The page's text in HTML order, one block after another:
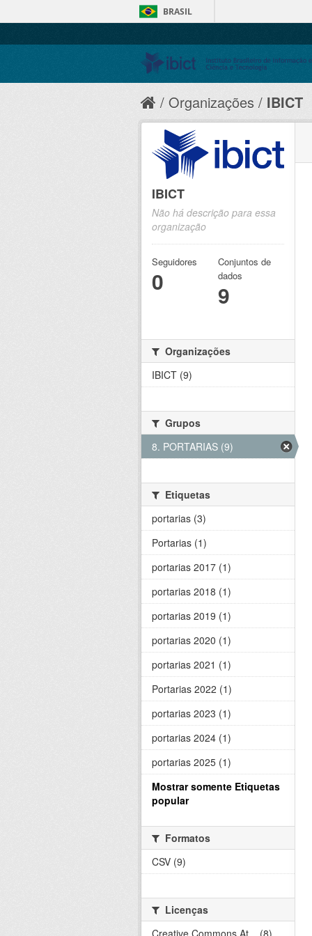
BRASIL
Organizações IBICT
IBICT
Não há descrição para essa
organização
Seguidores
0
Conjuntos de
dados
9
Organizações
IBICT (9)
Grupos
8. PORTARIAS (9)
Etiquetas
portarias (3)
Portarias (1)
portarias 2017 (1)
portarias 2018 (1)
portarias 2019 (1)
portarias 2020 (1)
portarias 2021 (1)
Portarias 2022 (1)
portarias 2023 (1)
portarias 2024 (1)
portarias 2025 (1)
Mostrar somente Etiquetas
popular
Formatos
CSV (9)
Licenças